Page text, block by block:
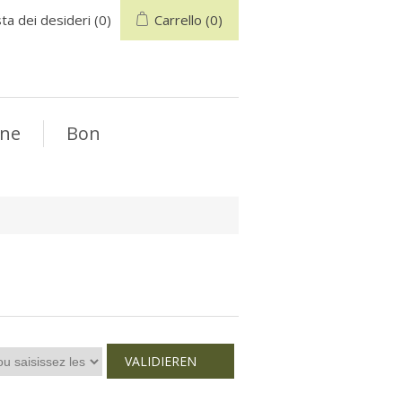
dei desideri (0) Carrello (0)
Bon
VALIDIEREN